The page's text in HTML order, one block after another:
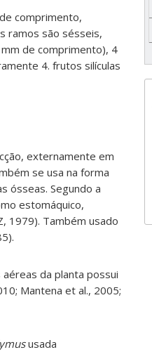
comprimento,
ramos são sésseis,
de comprimento), 4
4. frutos silículas
externamente em
se usa na forma
ósseas. Segundo a
estomáquico,
1979). Também usado
da planta possui
Mantena et al., 2005;
usada